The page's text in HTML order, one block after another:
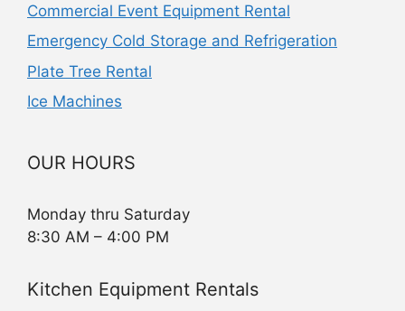
Commercial Event Equipment Rental
Emergency Cold Storage and Refrigeration
Plate Tree Rental
Ice Machines
OUR HOURS
Monday thru Saturday
8:30 AM – 4:00 PM
Kitchen Equipment Rentals